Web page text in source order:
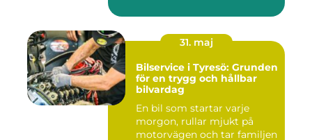
31. maj
Bilservice i Tyresö: Grunden
för en trygg och hållbar
bilvardag
En bil som startar varje
morgon, rullar mjukt på
motorvägen och tar familjen